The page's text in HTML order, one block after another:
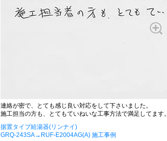
連絡が密で、とても感じ良い対応をして下さいました。
施工担当の方も、とてもていねいな工事方法で満足してます。
据置タイプ給湯器(リンナイ)
GRQ-243SA→RUF-E2004AG(A) 施工事例